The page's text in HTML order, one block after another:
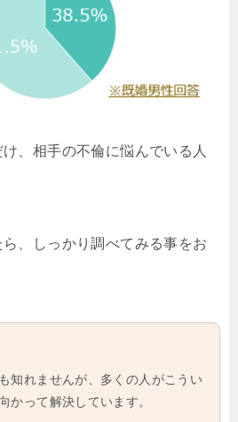
、相手の不倫に悩んでいる人
、しっかり調べてみる事をお
知れませんが、多くの人がこうい
かって解決しています。